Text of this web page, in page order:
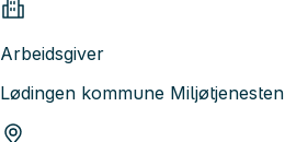
Arbeidsgiver
Lødingen kommune Miljøtjenesten